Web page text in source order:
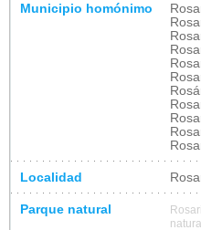
Municipio homónimo
Localidad
Parque natural
natural